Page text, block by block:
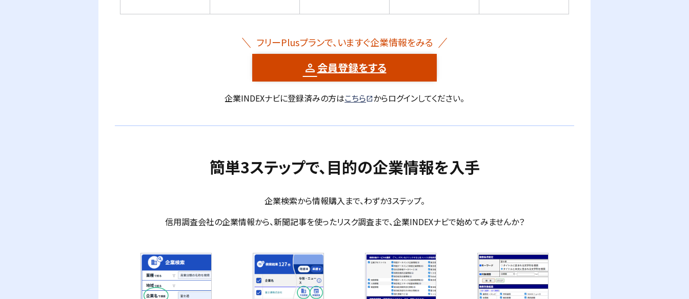
フリーPlusプランで、いますぐ企業情報をみる
会員登録をする
企業INDEXナビに登録済みの方はこちらopen_in_newからログインしてください。
簡単3ステップで、目的の企業情報を入手
企業検索から情報購入まで、わずか3ステップ。
信用調査会社の企業情報から、新聞記事を使ったリスク調査まで、企業INDEXナビで始めてみませんか？